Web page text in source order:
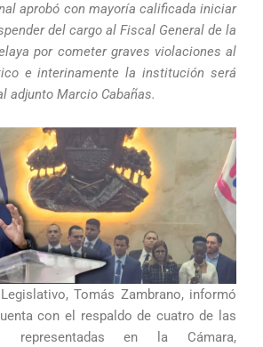
aprobó con mayoría calificada iniciar
del cargo al Fiscal General de la
por cometer graves violaciones al
e interinamente la institución será
adjunto Marcio Cabañas.
Tomás Zambrano, informó
con el respaldo de cuatro de las
representadas en la Cámara,